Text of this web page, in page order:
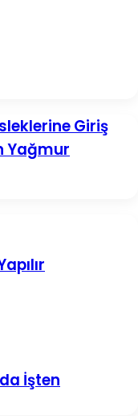
Giriş
Yağmur
İşten